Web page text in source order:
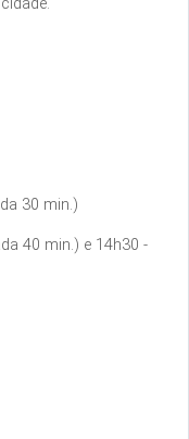
30 min.)
40 min.) e 14h30 -